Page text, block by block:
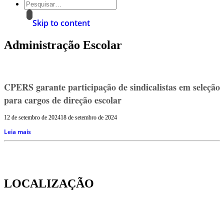
Skip to content
Administração Escolar
CPERS garante participação de sindicalistas em seleção
para cargos de direção escolar
12 de setembro de 202418 de setembro de 2024
Leia mais
LOCALIZAÇÃO